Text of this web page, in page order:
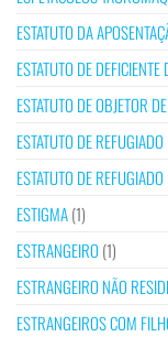
ESTATUTO DA
ESTATUTO DE
ESTATUTO DE OBJETOR
ESTATUTO DE REFUGIADO
ESTATUTO DE
ESTIGMA(1)
ESTRANGEIRO (1)
ESTRANGEIRO NÃO
ESTRANGEIROS COM